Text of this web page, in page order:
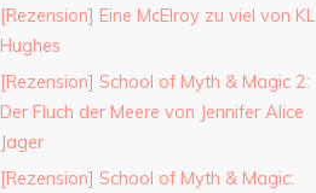
[Rezension] Eine McElroy zu viel von KL
Hughes
[Rezension] School of Myth & Magic 2:
Der Fluch der Meere von Jennifer Alice
Jager
[Rezension] School of Myth & Magic: